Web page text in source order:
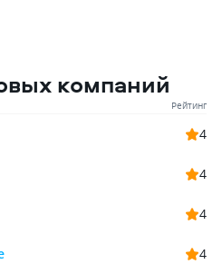
компаний
Рейтинг
4
4
4
4